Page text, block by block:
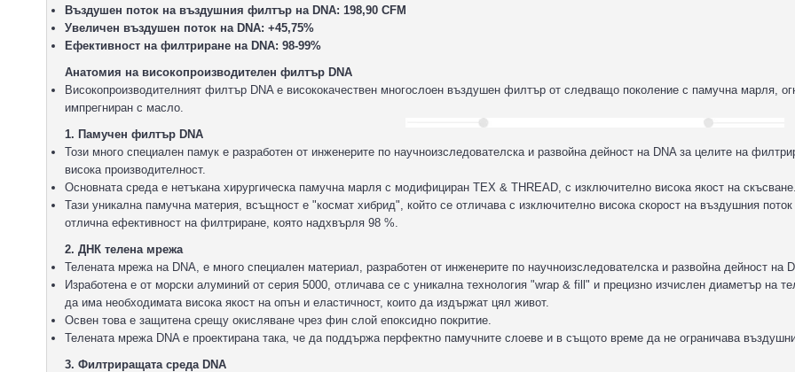
Въздушен поток на въздушния филтър на DNA: 198,90 CFM
Увеличен въздушен поток на DNA: +45,75%
Ефективност на филтриране на DNA: 98-99%
Анатомия на високопроизводителен филтър DNA
Високопроизводителният филтър DNA е висококачествен многослоен въздушен филтър от следващо поколение с памучна марля,
импрегниран с масло.
1. Памучен филтър DNA
Този много специален памук е разработен от инженерите по научноизследователска и развойна дейност на DNA за целите на
висока производителност.
Основната среда е нетъкана хирургическа памучна марля с модифициран TEX & THREAD, с изключително висока якост на скъсване.
Тази уникална памучна материя, всъщност е "космат хибрид", който се отличава с изключително висока скорост на въздушния поток
отлична ефективност на филтриране, която надхвърля 98 %.
2. ДНК телена мрежа
Телената мрежа на DNA, е много специален материал, разработен от инженерите по научноизследователска и развойна дейност на
Изработена е от морски алуминий от серия 5000, отличава се с уникална технология "wrap & fill" и прецизно изчислен диаметър на
да има необходимата висока якост на опън и еластичност, които да издържат цял живот.
Освен това е защитена срещу окисляване чрез фин слой епоксидно покритие.
Телената мрежа DNA е проектирана така, че да поддържа перфектно памучните слоеве и в същото време да не ограничава
3. Филтриращата среда DNA